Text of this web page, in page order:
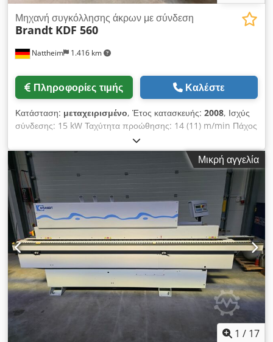
Nattheim 1.416 km
Μηχανή συγκόλλησης άκρων με σύνδεση
Brandt KDF 560
Πληροφορίες τιμής Καλέστε
Κατάσταση: μεταχειρισμένο, Έτος κατασκευής: 2008, Ισχύς
σύνδεσης: 15 kW Ταχύτητα προώθησης: 14 (11) m/min Πάχος
τεμαχίου: 8 - 60 mm Πάχος ακμής: 0,4 - 8 mm Διαχωρισμός
κυλίνδρων: μέγ. 3,0 x 45 / 0,8 x 65 mm Διάμετρος
απορρόφησης: 120 / 160 / 100 mm Ύψος εργασίας: 950 mm
Διαστάσεις: 6260 x 1560 x 2300 mm Βάρος: περ. 3000 kg
Θέση αποθήκευσης: Προμηθευτής Cjdoy Ruzqepfx Afloha
Μικρή αγγελία
1 / 17